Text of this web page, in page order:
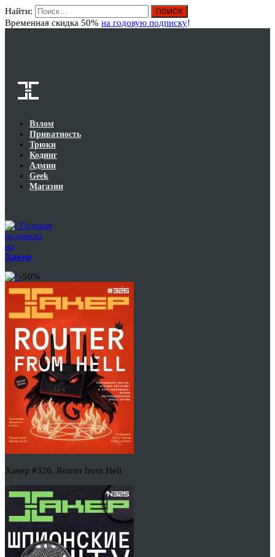
Найти:
Временная скидка 50% на годовую подписку!
Взлом
Приватность
Трюки
Кодинг
Админ
Geek
Магазин
Годовая
подписка
на
Хакер
-50%
Хакер #326. Router from Hell